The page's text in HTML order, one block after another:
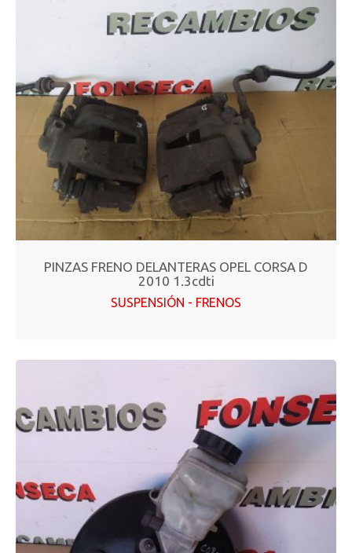
PINZAS FRENO DELANTERAS OPEL CORSA D
2010 1.3cdti
SUSPENSIÓN - FRENOS